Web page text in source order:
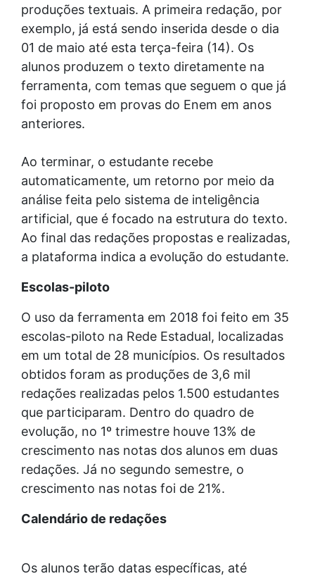
produções textuais. A primeira redação, por
exemplo, já está sendo inserida desde o dia
01 de maio até esta terça-feira (14). Os
alunos produzem o texto diretamente na
ferramenta, com temas que seguem o que já
foi proposto em provas do Enem em anos
anteriores.
Ao terminar, o estudante recebe
automaticamente, um retorno por meio da
análise feita pelo sistema de inteligência
artificial, que é focado na estrutura do texto.
Ao final das redações propostas e realizadas,
a plataforma indica a evolução do estudante.
Escolas-piloto
O uso da ferramenta em 2018 foi feito em 35
escolas-piloto na Rede Estadual, localizadas
em um total de 28 municípios. Os resultados
obtidos foram as produções de 3,6 mil
redações realizadas pelos 1.500 estudantes
que participaram. Dentro do quadro de
evolução, no 1º trimestre houve 13% de
crescimento nas notas dos alunos em duas
redações. Já no segundo semestre, o
crescimento nas notas foi de 21%.
Calendário de redações
Os alunos terão datas específicas, até